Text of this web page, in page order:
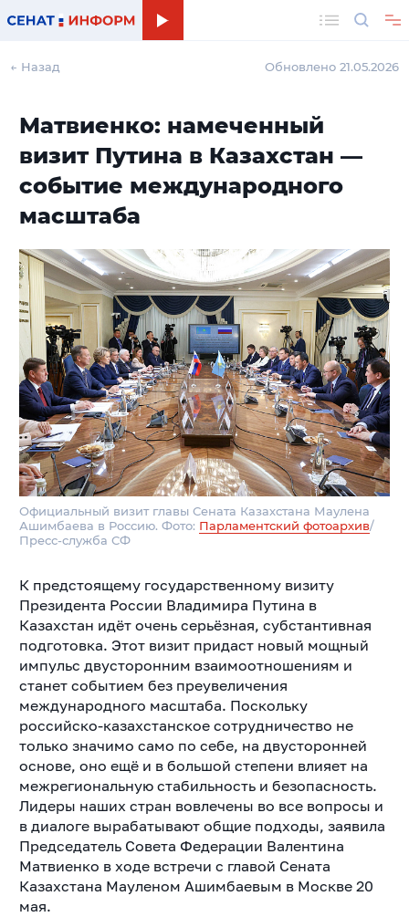
← Назад Обновлено 21.05.2026
Матвиенко: намеченный
визит Путина в Казахстан —
событие международного
масштаба
Официальный визит главы Сената Казахстана Маулена
Ашимбаева в Россию. Фото: Парламентский фотоархив/
Пресс-служба СФ
К предстоящему государственному визиту
Президента России Владимира Путина в
Казахстан идёт очень серьёзная, субстантивная
подготовка. Этот визит придаст новый мощный
импульс двусторонним взаимоотношениям и
станет событием без преувеличения
международного масштаба. Поскольку
российско-казахстанское сотрудничество не
только значимо само по себе, на двусторонней
основе, оно ещё и в большой степени влияет на
межрегиональную стабильность и безопасность.
Лидеры наших стран вовлечены во все вопросы и
в диалоге вырабатывают общие подходы, заявила
Председатель Совета Федерации Валентина
Матвиенко в ходе встречи с главой Сената
Казахстана Мауленом Ашимбаевым в Москве 20
мая.